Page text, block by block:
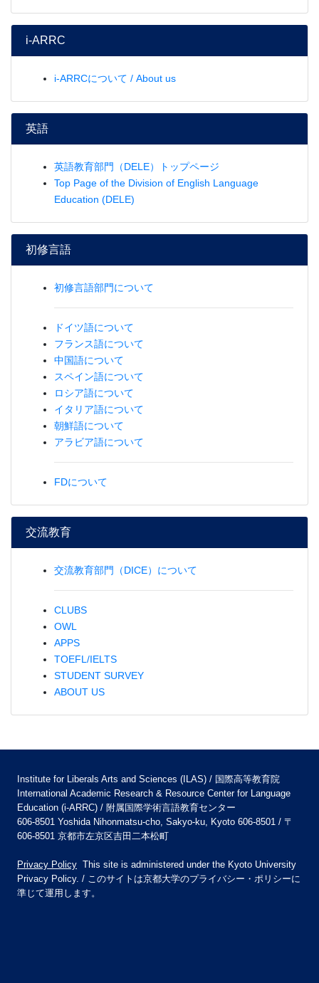
i-ARRC
i-ARRCについて / About us
英語
英語教育部門（DELE）トップページ
Top Page of the Division of English Language
Education (DELE)
初修言語
初修言語部門について
ドイツ語について
フランス語について
中国語について
スペイン語について
ロシア語について
イタリア語について
朝鮮語について
アラビア語について
FDについて
交流教育
交流教育部門（DICE）について
CLUBS
OWL
APPS
TOEFL/IELTS
STUDENT SURVEY
ABOUT US
Institute for Liberals Arts and Sciences (ILAS) / 国際高等教育院
International Academic Research & Resource Center for Language
Education (i-ARRC) / 附属国際学術言語教育センター
606-8501 Yoshida Nihonmatsu-cho, Sakyo-ku, Kyoto 606-8501 / 〒
606-8501 京都市左京区吉田二本松町
Privacy Policy This site is administered under the Kyoto University
Privacy Policy. / このサイトは京都大学のプライバシー・ポリシーに
準じて運用します。